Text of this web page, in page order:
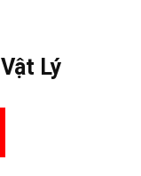
Vật Lý